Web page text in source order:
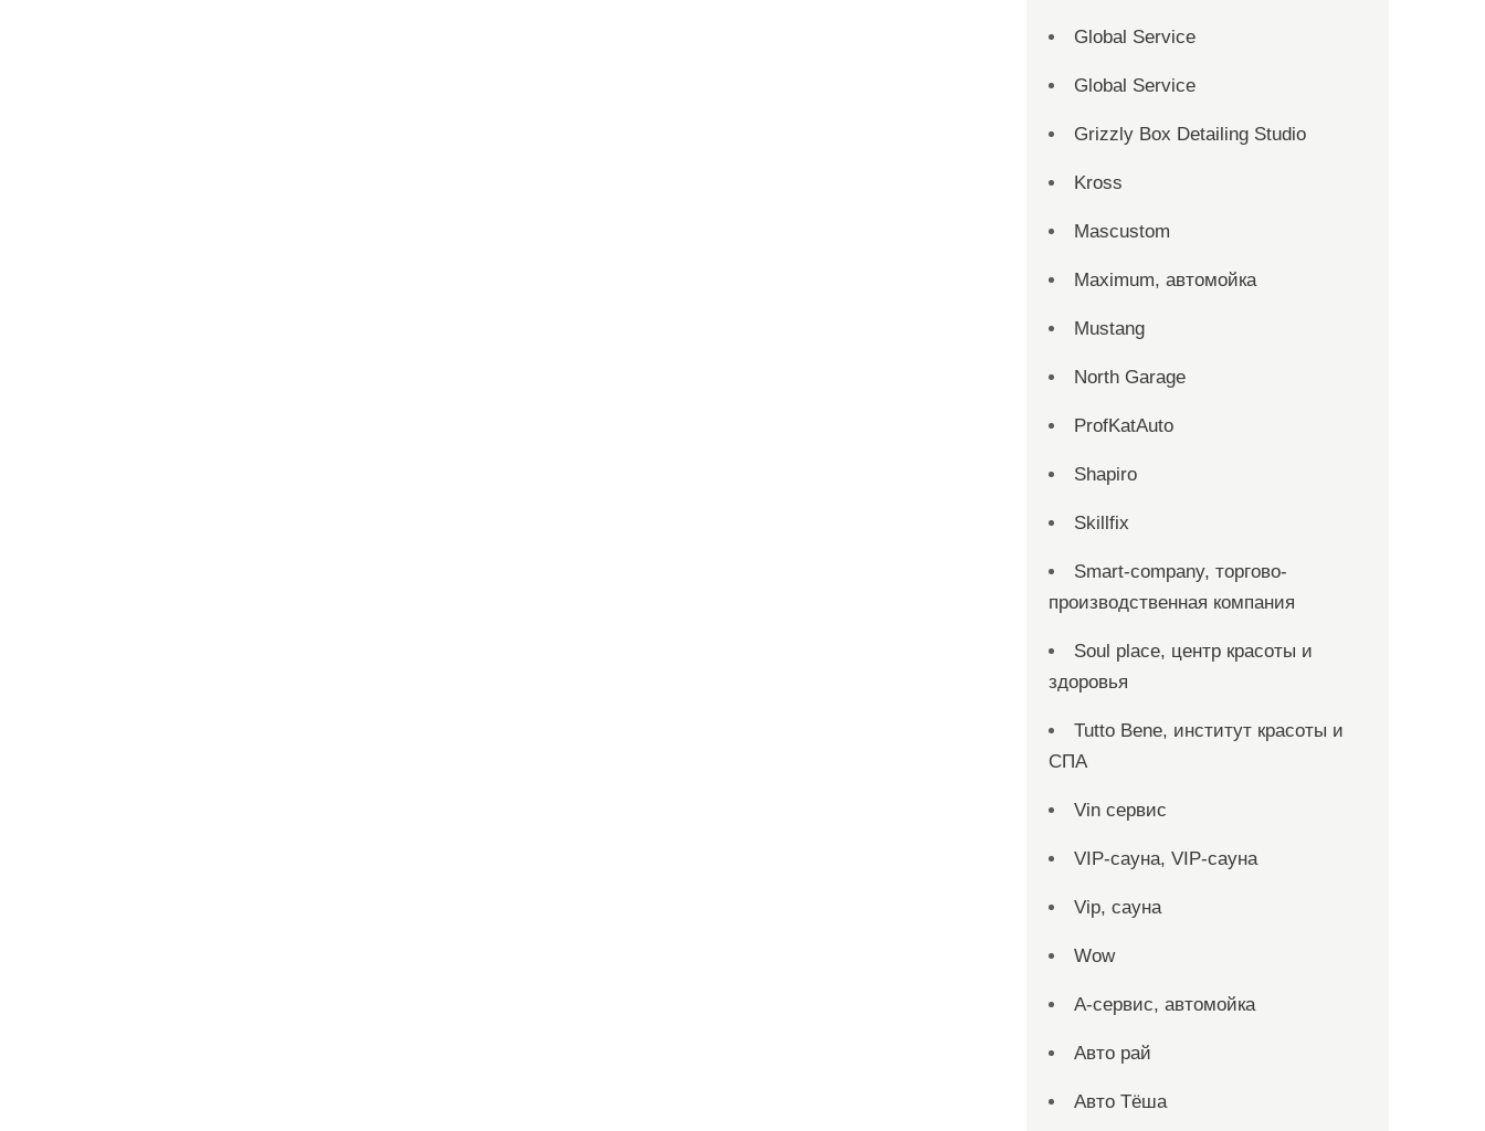
Global Service
Global Service
Grizzly Box Detailing Studio
Kross
Mascustom
Maximum, автомойка
Mustang
North Garage
ProfKatAuto
Shapiro
Skillfix
Smart-company, торгово-
производственная компания
Soul place, центр красоты и
здоровья
Tutto Bene, институт красоты и
СПА
Vin сервис
VIP-сауна, VIP-сауна
Vip, сауна
Wow
А-сервис, автомойка
Авто рай
Авто Тёша